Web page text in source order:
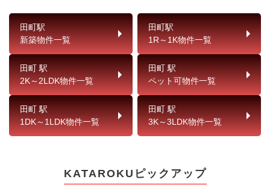
田町駅
新築物件一覧
田町駅
1R～1K物件一覧
田町 駅
2K～2LDK物件一覧
田町 駅
ペット可物件一覧
田町 駅
1DK～1LDK物件一覧
田町 駅
3K～3LDK物件一覧
KATAROKUピックアップ